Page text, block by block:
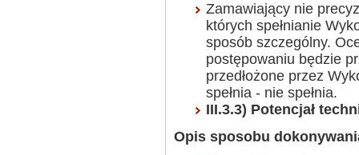
Zamawiający nie
których spełnianie
sposób szczególny.
postępowaniu będzie
przedłożone przez
spełnia - nie spełnia.
III.3.3) Potencjał
Opis sposobu